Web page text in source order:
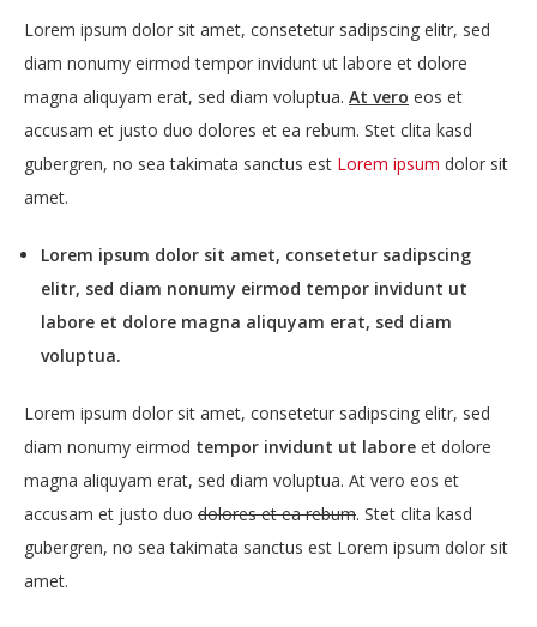
Lorem ipsum dolor sit amet, consetetur sadipscing elitr, sed
diam nonumy eirmod tempor invidunt ut labore et dolore
magna aliquyam erat, sed diam voluptua. At vero eos et
accusam et justo duo dolores et ea rebum. Stet clita kasd
gubergren, no sea takimata sanctus est Lorem ipsum dolor sit
amet.
Lorem ipsum dolor sit amet, consetetur sadipscing
elitr, sed diam nonumy eirmod tempor invidunt ut
labore et dolore magna aliquyam erat, sed diam
voluptua.
Lorem ipsum dolor sit amet, consetetur sadipscing elitr, sed
diam nonumy eirmod tempor invidunt ut labore et dolore
magna aliquyam erat, sed diam voluptua. At vero eos et
accusam et justo duo dolores et ea rebum. Stet clita kasd
gubergren, no sea takimata sanctus est Lorem ipsum dolor sit
amet.